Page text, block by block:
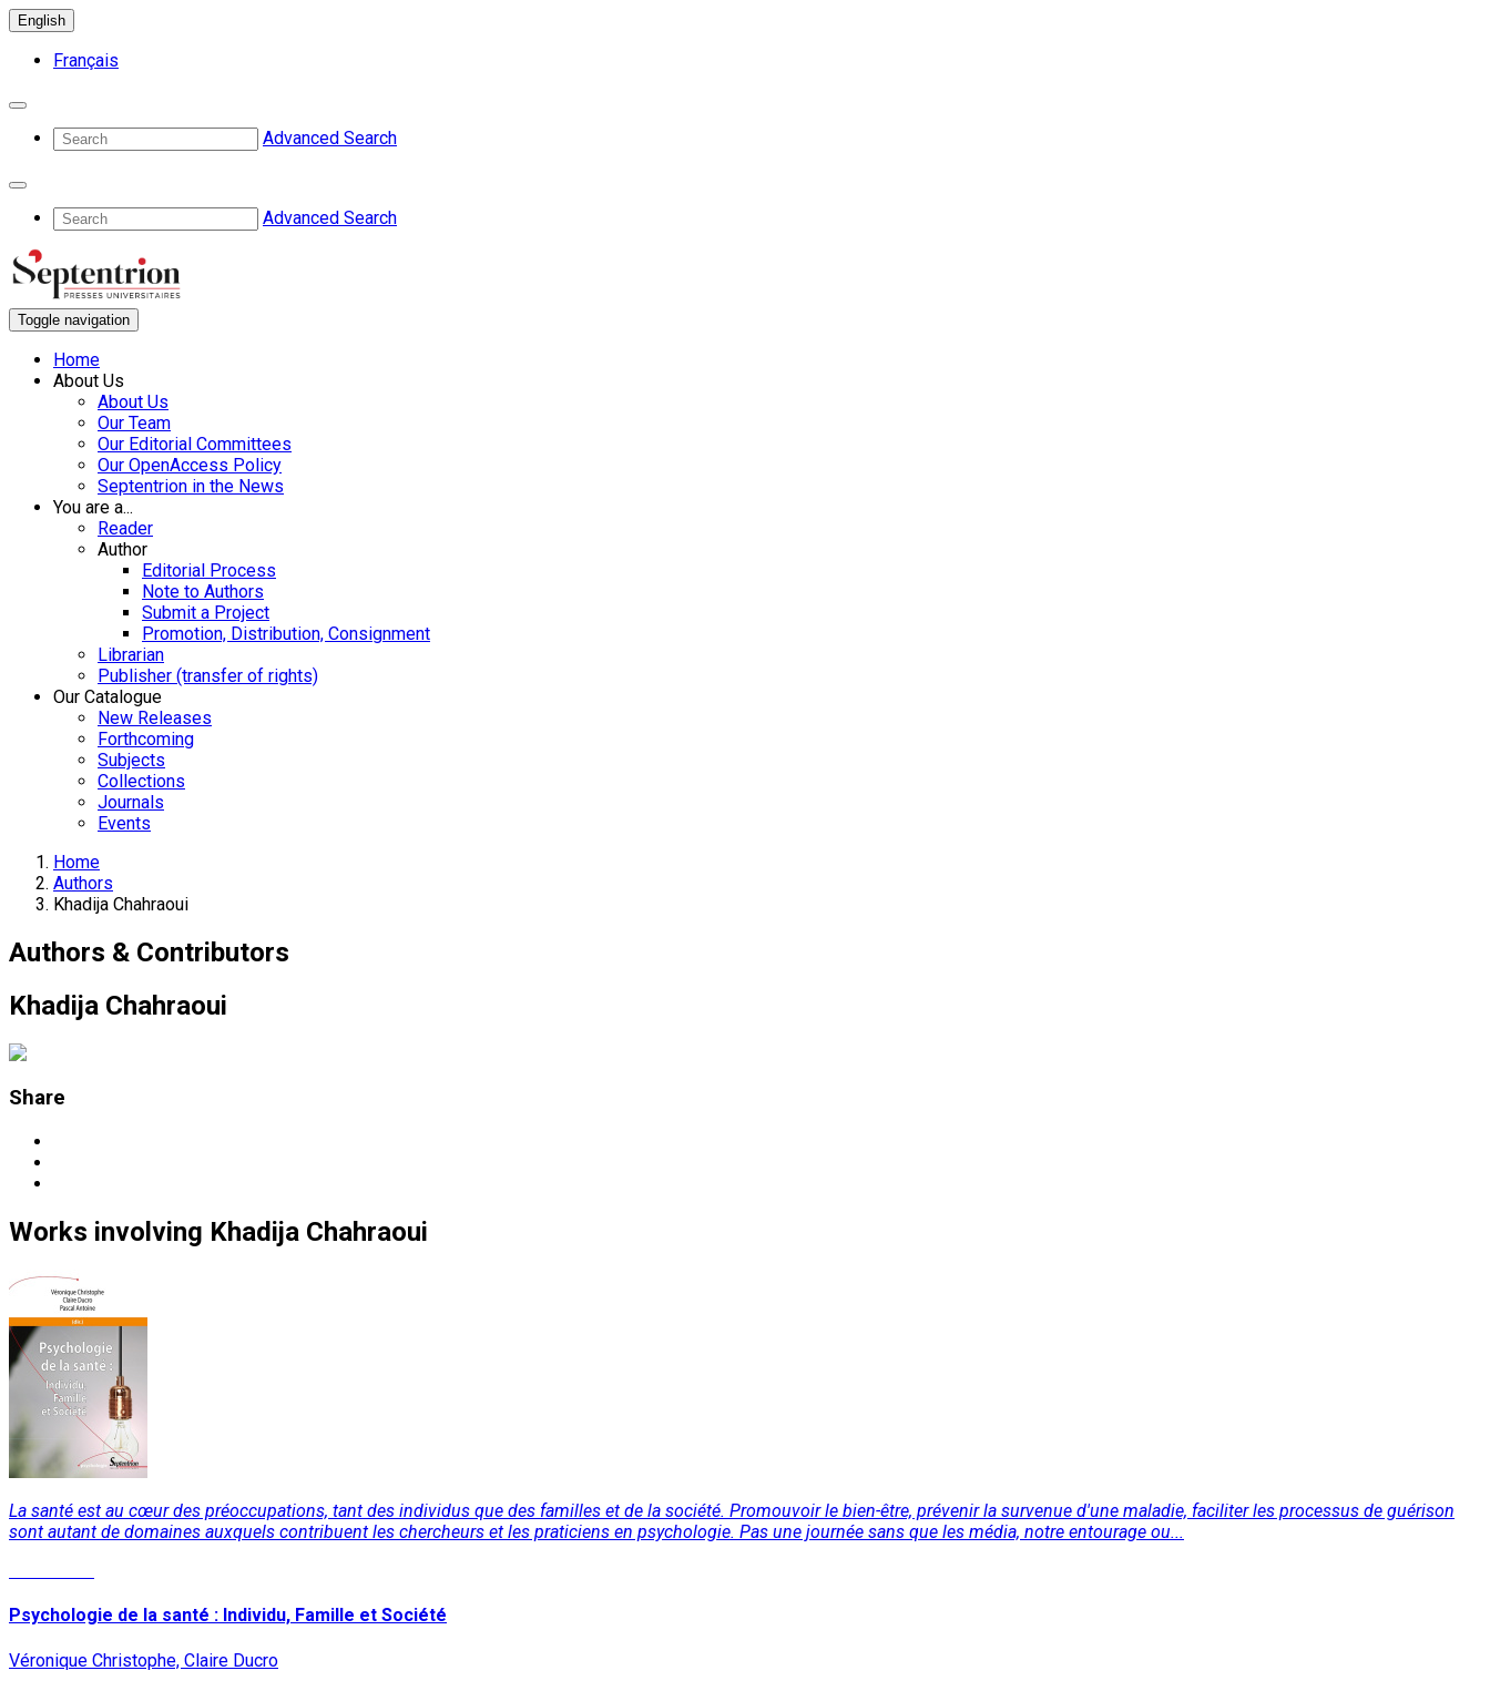
English
Français
Advanced Search
Advanced Search
Toggle navigation
Home
About Us
About Us
Our Team
Our Editorial Committees
Our OpenAccess Policy
Septentrion in the News
You are a...
Reader
Author
Editorial Process
Note to Authors
Submit a Project
Promotion, Distribution, Consignment
Librarian
Publisher (transfer of rights)
Our Catalogue
New Releases
Forthcoming
Subjects
Collections
Journals
Events
Home
Authors
Khadija Chahraoui
Authors & Contributors
Khadija Chahraoui
Share
Works involving Khadija Chahraoui
La santé est au cœur des préoccupations, tant des individus que des familles et de la société. Promouvoir le bien-être, prévenir la survenue d'une maladie, faciliter les processus de guérison
sont autant de domaines auxquels contribuent les chercheurs et les praticiens en psychologie. Pas une journée sans que les média, notre entourage ou...
Psychologie de la santé : Individu, Famille et Société
Véronique Christophe, Claire Ducro